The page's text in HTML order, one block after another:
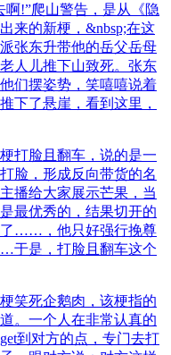
!”爬山警告，是从《隐
来的新梗，&nbsp;在这
张东升带他的岳父岳母
人儿推下山致死。张东
们摆姿势，笑嘻嘻说着
下了悬崖，看到这里，
打脸且翻车，说的是一
脸，形成反向带货的名
播给大家展示芒果，当
最优秀的，结果切开的
了……，他只好强行挽尊
于是，打脸且翻车这个
笑死企鹅肉，该梗指的
。一个人在非常认真的
到对方的点，专门去打